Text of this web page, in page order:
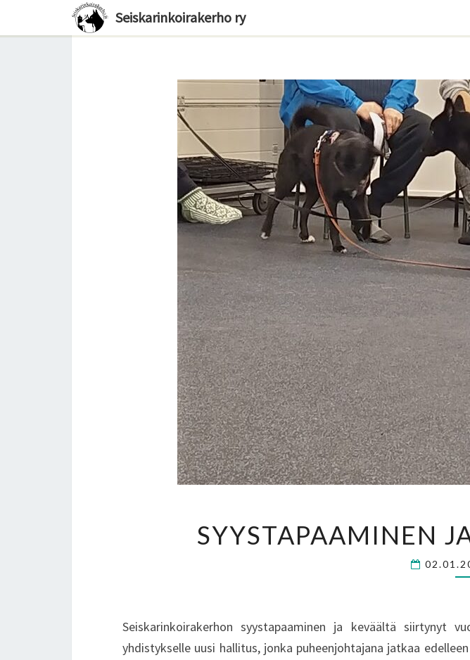
Seiskarinkoirakerho ry
SYYSTAPAAMINEN
Seiskarinkoirakerhon syystapaaminen ja keväältä siirtynyt
yhdistykselle uusi hallitus, jonka puheenjohtajana jatkaa